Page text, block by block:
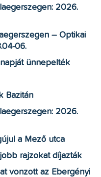
2026.
– Optikai
06.
ünnepelték
Bazitán
2026.
a Mező utca
rajzokat díjazták
vonzott az Ebergényi